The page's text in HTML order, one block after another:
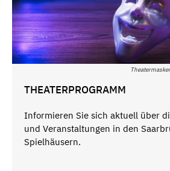
THEATERPROGRAMM
Informieren Sie sich aktuell über
und Veranstaltungen in den
Spielhäusern.